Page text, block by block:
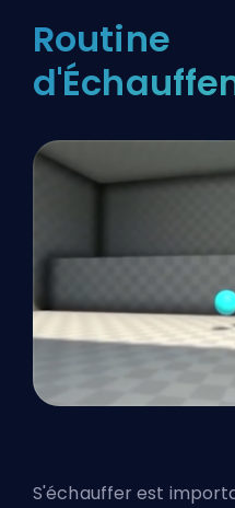
Routine
S'échauffer est